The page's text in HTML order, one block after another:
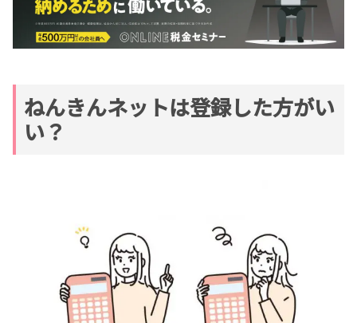
ねんきんネットは登録した方がい
い？